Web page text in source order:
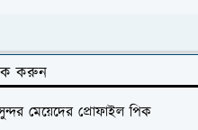
করুন
মেয়েদের প্রোফাইল পিক